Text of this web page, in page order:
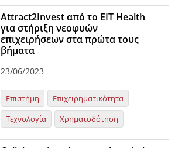
Attract2Invest από το EIT Health
για στήριξη νεοφυών
επιχειρήσεων στα πρώτα τους
βήματα
23/06/2023
Επιστήμη
Επιχειρηματικότητα
Τεχνολογία
Χρηματοδότηση